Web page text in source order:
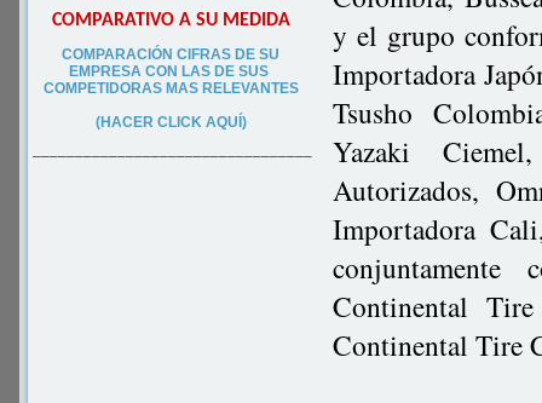
COMPARATIVO A SU MEDIDA
COMPARACIÓN CIFRAS DE SU
EMPRESA CON LAS DE SUS
COMPETIDORAS MAS RELEVANTES
(HACER CLICK AQUÍ)
–––––––––––––––––––––––––––––––––
y el grupo
Importadora
Tsusho
Yazaki
Autorizados,
Importadora
Continental
Continental Tire